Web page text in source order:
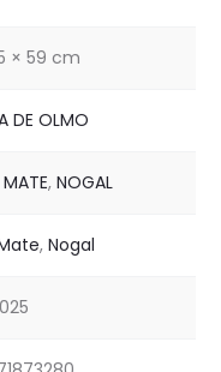
× 59 cm
DE OLMO
, NOGAL
, Nogal